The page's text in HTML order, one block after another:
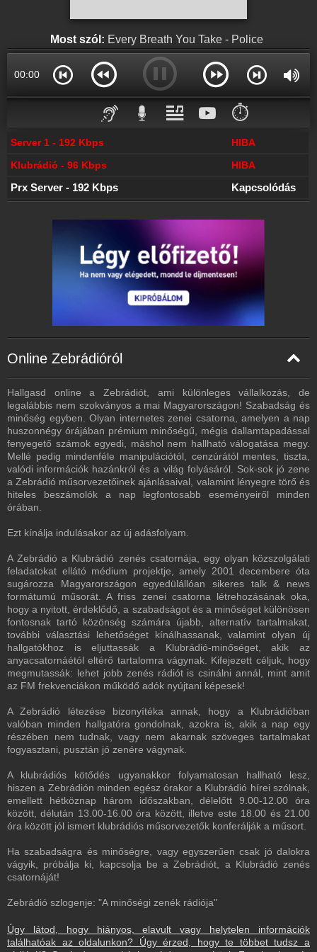
Most szól: Every Breath You Take - Police
00:00
⏱️
Server 1 - 192 Kbps
HIBA
Klubrádió - 96 Kbps
HIBA
Prx Server - 192 Kbps Kapcsolódás
Online Zebrádióról
Hallgasd online a Zebrádiót, ami különleges vállalkozás, de
legalábbis nem szokványos a mai Magyarországon! Szabadság és
minőség egyben. Olyan internetes zenei csatorna, amelyen a nap
huszonnégy órájában prémium minőségű, mégis dallamtapadással
fenyegető számok egyedi, máshol nem hallható válogatása megy.
Mellé pedig mindenféle manipulációtól, cenzúrától mentes, tiszta,
valódi információk hazánkról és a világ folyásáról. Sok-sok jó zene
a Zebrádió műsorvezetőinek ajánlásaival, valamint lényegre törő és
hiteles beszámolók a nap legfontosabb eseményeiről minden
órában.
Ezt kínálja indulásakor az új adásfolyam.
A Zebrádió a Klubrádió zenés csatornája, egy olyan közszolgálati
feladatokat ellátó médium projektje, amely 2001 decembere óta
sugározza Magyarországon egyedülállóan sikeres talk & news
formátumú műsorát. A friss zenei csatorna létrehozásának oka,
hogy a nyitott, érdeklődő, a szabadságot és a minőséget különösen
fontosnak tartó közönség számára újabb, alternatív tartalmakat,
további választási lehetőséget kínálhassanak, valamint olyan új
hallgatókhoz is eljuttassák a Klubrádió-minőséget, akik az
anyacsatornáétól eltérő tartalomra vágynak. Kifejezett céljuk, hogy
megmutassák: lehet jobb zenés rádiót is csinálni annál, mint amit
az FM frekvenciákon működő adók nyújtani képesek!
A Zebrádió létezése bizonyítéka annak, hogy a Klubrádióban
valóban minden hallgatóra gondolnak, azokra is, akik a nap egy
részében nem tudnak, vagy nem akarnak szöveges tartalmakat
fogyasztani, pusztán jó zenére vágynak.
A klubrádiós kötődés ugyanakkor folyamatosan hallható lesz,
hiszen a Zebrádión minden egész órakor a Klubrádió hírei szólnak,
emellett hétköznap három időszakban, délelőtt 9.00-12.00 óra
között, délután 13.00-16.00 óra között, illetve este 18.00 és 21.00
óra között jól ismert klubrádiós műsorvezetők konferálják a műsort.
Ha szabadságra és minőségre, vagy egyszerűen csak jó dalokra
vágyik, próbálja ki, kapcsolja be a Zebrádiót, a Klubrádió zenés
csatornáját!
Zebrádió szlogenje: "A minőségi zenék rádiója"
Úgy látod, hogy hiányos, elavult vagy helytelen információk
találhatóak az oldalunkon? Úgy érzed, hogy te többet tudsz a